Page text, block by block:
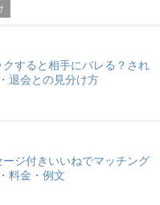
すると相手にバレる？され
退会との見分け方
ジ付きいいねでマッチング
料金・例文